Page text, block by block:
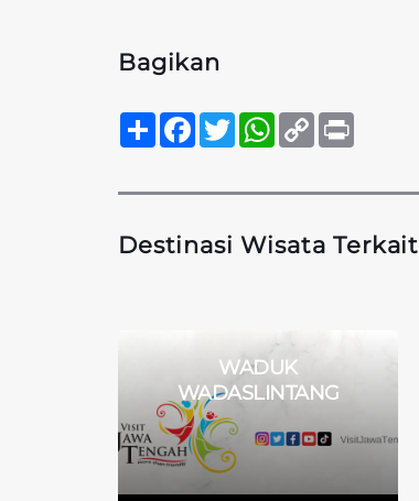
Bagikan
SambungFacebook
TwitterWhatsApp
Copy
Link
Destinasi Wisata Terkait
WADUK
WADASLINTANG